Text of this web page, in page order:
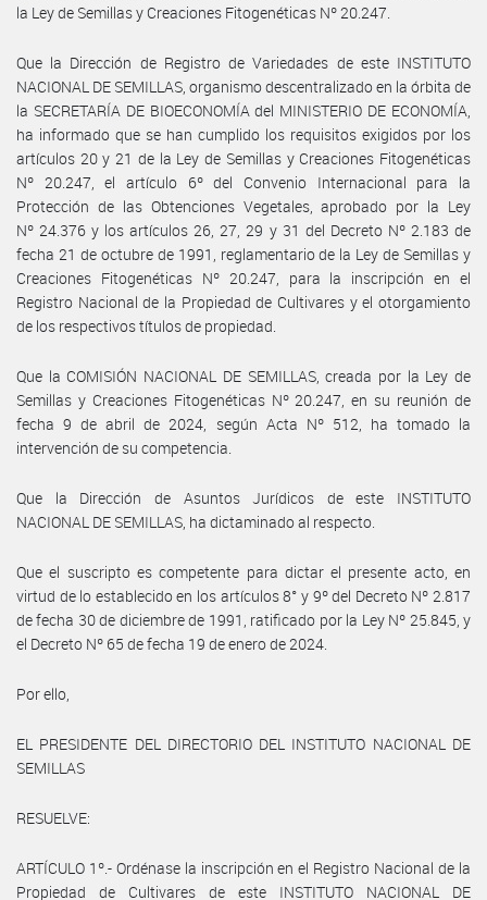
la Ley de Semillas y Creaciones Fitogenéticas Nº 20.247.
Que la Dirección de Registro de Variedades de este INSTITUTO
NACIONAL DE SEMILLAS, organismo descentralizado en la órbita de
la SECRETARÍA DE BIOECONOMÍA del MINISTERIO DE ECONOMÍA,
ha informado que se han cumplido los requisitos exigidos por los
artículos 20 y 21 de la Ley de Semillas y Creaciones Fitogenéticas
Nº 20.247, el artículo 6º del Convenio Internacional para la
Protección de las Obtenciones Vegetales, aprobado por la Ley
Nº 24.376 y los artículos 26, 27, 29 y 31 del Decreto Nº 2.183 de
fecha 21 de octubre de 1991, reglamentario de la Ley de Semillas y
Creaciones Fitogenéticas Nº 20.247, para la inscripción en el
Registro Nacional de la Propiedad de Cultivares y el otorgamiento
de los respectivos títulos de propiedad.
Que la COMISIÓN NACIONAL DE SEMILLAS, creada por la Ley de
Semillas y Creaciones Fitogenéticas Nº 20.247, en su reunión de
fecha 9 de abril de 2024, según Acta Nº 512, ha tomado la
intervención de su competencia.
Que la Dirección de Asuntos Jurídicos de este INSTITUTO
NACIONAL DE SEMILLAS, ha dictaminado al respecto.
Que el suscripto es competente para dictar el presente acto, en
virtud de lo establecido en los artículos 8° y 9º del Decreto Nº 2.817
de fecha 30 de diciembre de 1991, ratificado por la Ley Nº 25.845, y
el Decreto Nº 65 de fecha 19 de enero de 2024.
Por ello,
EL PRESIDENTE DEL DIRECTORIO DEL INSTITUTO NACIONAL DE
SEMILLAS
RESUELVE:
ARTÍCULO 1º.- Ordénase la inscripción en el Registro Nacional de la
Propiedad de Cultivares de este INSTITUTO NACIONAL DE